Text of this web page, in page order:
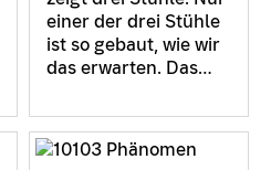
einer der drei Stühle
ist so gebaut, wie wir
das erwarten. Das…